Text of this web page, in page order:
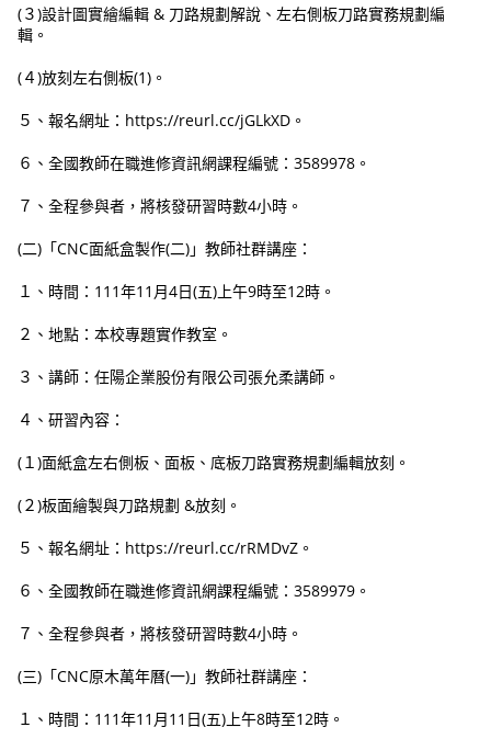
(３)設計圖實繪編輯 & 刀路規劃解說、左右側板刀路實務規劃編
輯。
(４)放刻左右側板(1)。
５、報名網址：https://reurl.cc/jGLkXD。
６、全國教師在職進修資訊網課程編號：3589978。
７、全程參與者，將核發研習時數4小時。
(二)「CNC面紙盒製作(二)」教師社群講座：
１、時間：111年11月4日(五)上午9時至12時。
２、地點：本校專題實作教室。
３、講師：任陽企業股份有限公司張允柔講師。
４、研習內容：
(１)面紙盒左右側板、面板、底板刀路實務規劃編輯放刻。
(２)板面繪製與刀路規劃 &放刻。
５、報名網址：https://reurl.cc/rRMDvZ。
６、全國教師在職進修資訊網課程編號：3589979。
７、全程參與者，將核發研習時數4小時。
(三)「CNC原木萬年曆(一)」教師社群講座：
１、時間：111年11月11日(五)上午8時至12時。